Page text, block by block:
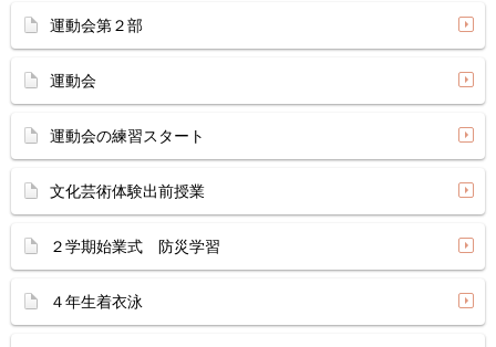
運動会第２部
運動会
運動会の練習スタート
文化芸術体験出前授業
２学期始業式 防災学習
４年生着衣泳